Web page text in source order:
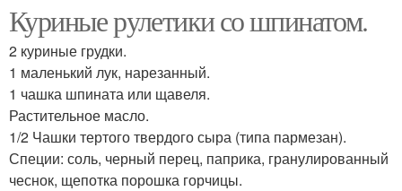
Куриные рулетики со шпинатом.
2 куриные грудки.
1 маленький лук, нарезанный.
1 чашка шпината или щавеля.
Растительное масло.
1/2 Чашки тертого твердого сыра (типа пармезан).
Специи: соль, черный перец, паприка, гранулированный
чеснок, щепотка порошка горчицы.